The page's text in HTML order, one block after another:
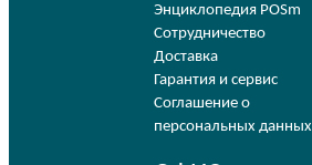
Энциклопедия POSm
Сотрудничество
Доставка
Гарантия и сервис
Соглашение о
персональных данных